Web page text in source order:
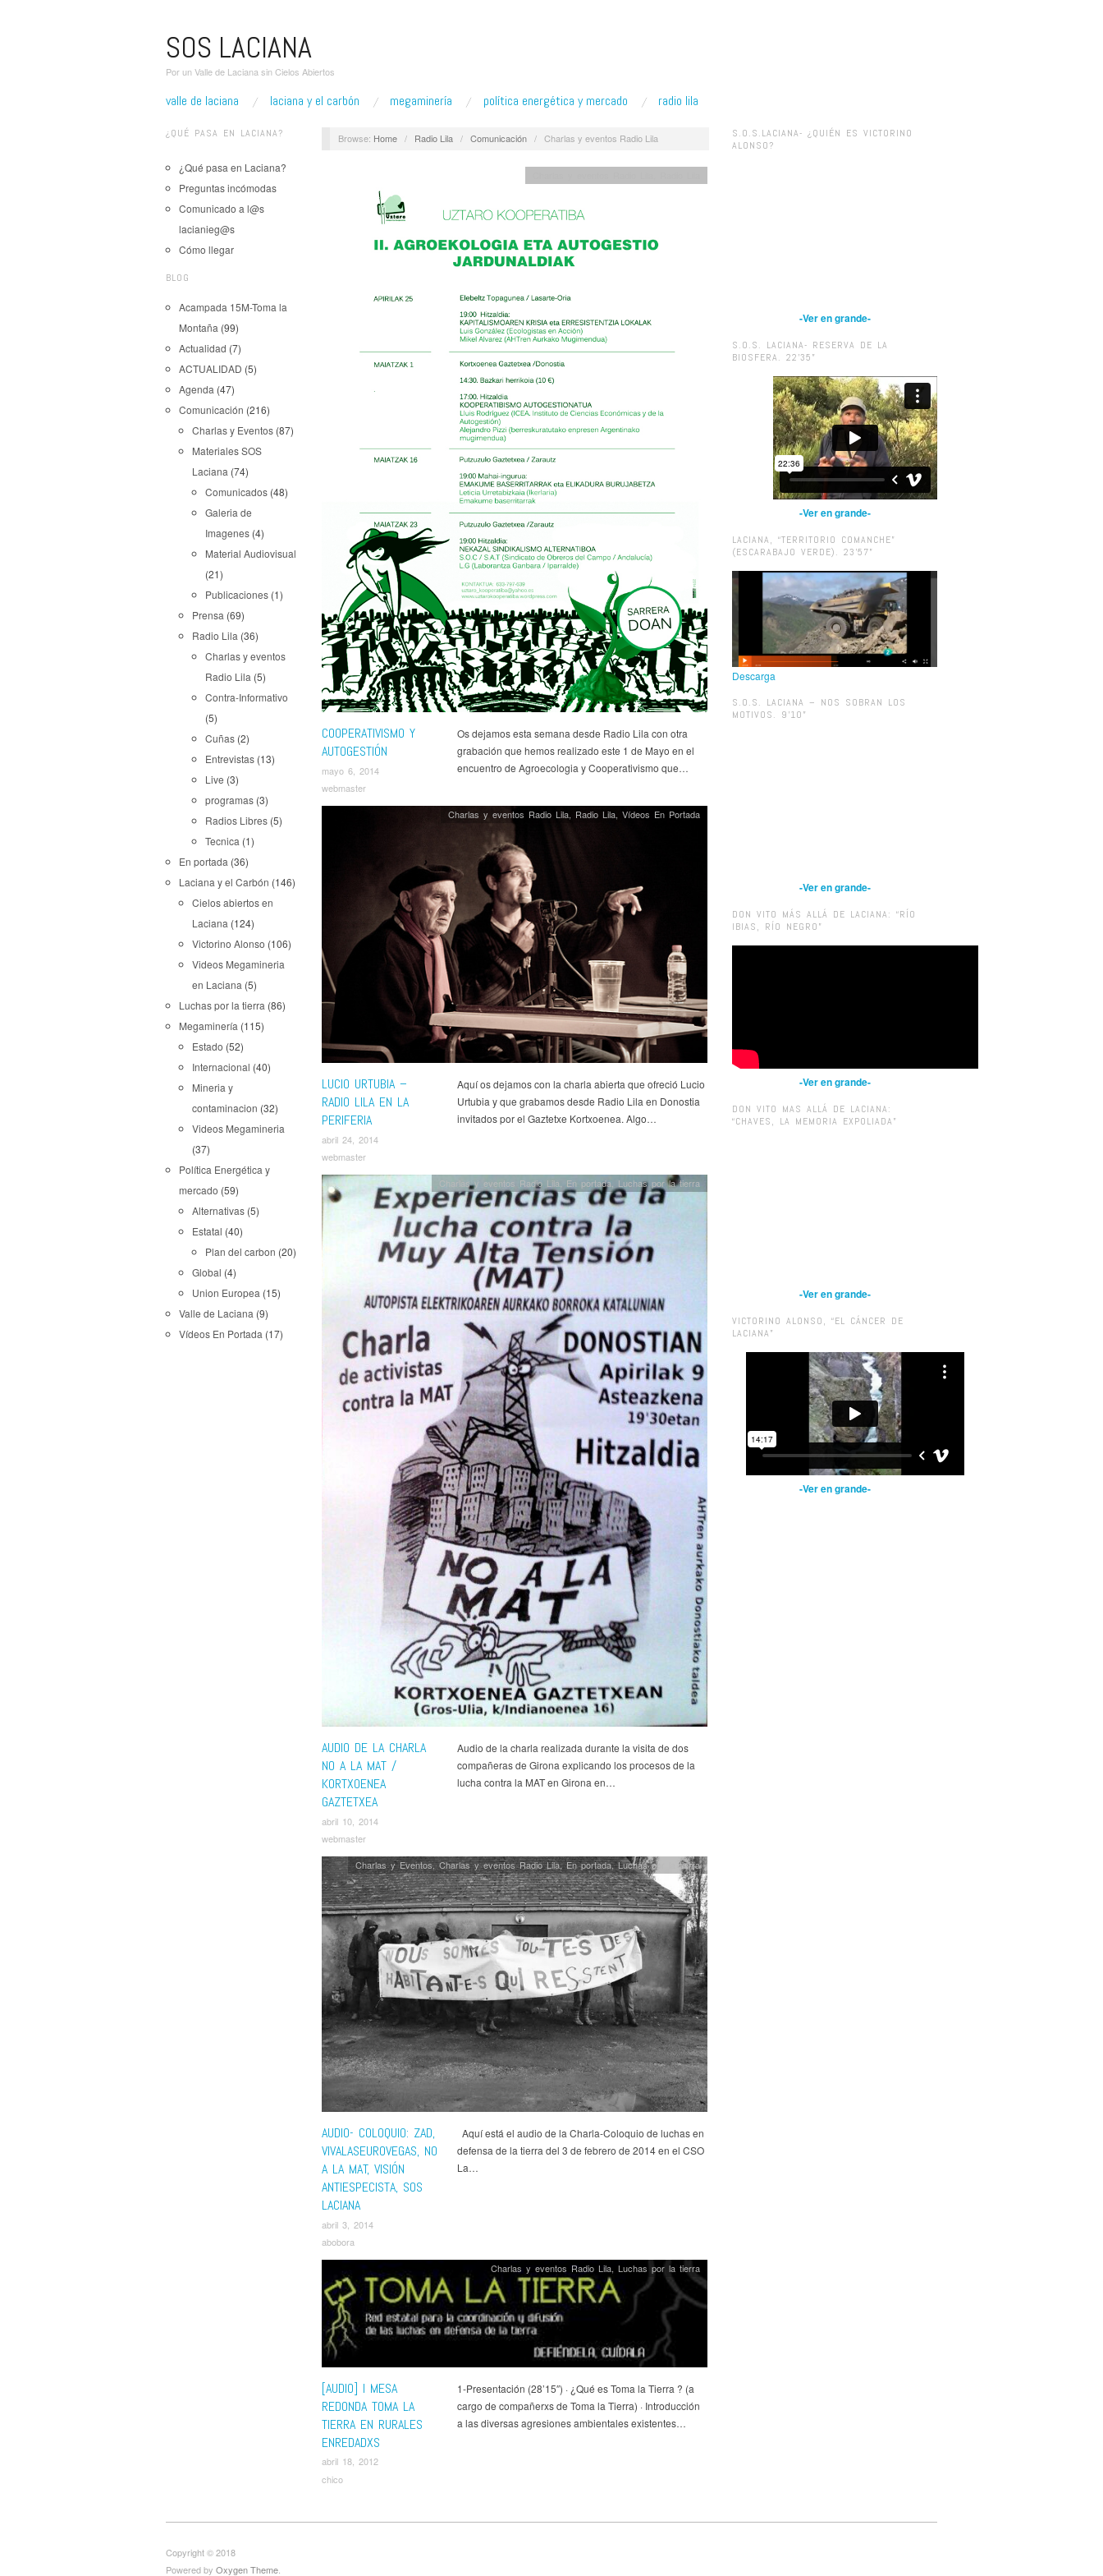
SOS LACIANA
Por un Valle de Laciana sin Cielos Abiertos
valle de laciana laciana y el carbón megaminería política energética y mercado radio lila
¿QUÉ PASA EN LACIANA?
¿Qué pasa en Laciana?
Preguntas incómodas
Comunicado a l@s
lacianieg@s
Cómo llegar
BLOG
Acampada 15M-Toma la
Montaña (99)
Actualidad (7)
ACTUALIDAD (5)
Agenda (47)
Comunicación (216)
Charlas y Eventos (87)
Materiales SOS
Laciana (74)
Comunicados (48)
Galeria de
Imagenes (4)
Material Audiovisual
(21)
Publicaciones (1)
Prensa (69)
Radio Lila (36)
Charlas y eventos
Radio Lila (5)
Contra-Informativo
(5)
Cuñas (2)
Entrevistas (13)
Live (3)
programas (3)
Radios Libres (5)
Tecnica (1)
En portada (36)
Laciana y el Carbón (146)
Cielos abiertos en
Laciana (124)
Victorino Alonso (106)
Videos Megamineria
en Laciana (5)
Luchas por la tierra (86)
Megaminería (115)
Estado (52)
Internacional (40)
Mineria y
contaminacion (32)
Videos Megamineria
(37)
Política Energética y
mercado (59)
Alternativas (5)
Estatal (40)
Plan del carbon (20)
Global (4)
Union Europea (15)
Valle de Laciana (9)
Vídeos En Portada (17)
Browse: Home / Radio Lila / Comunicación / Charlas y eventos Radio Lila
COOPERATIVISMO Y
AUTOGESTIÓN
mayo 6, 2014
webmaster
Os dejamos esta semana desde Radio Lila con otra
grabación que hemos realizado este 1 de Mayo en el
encuentro de Agroecologia y Cooperativismo que…
LUCIO URTUBIA –
RADIO LILA EN LA
PERIFERIA
abril 24, 2014
webmaster
Charlas y eventos Radio Lila, Radio Lila,Vídeos En Portada
Aquí os dejamos con la charla abierta que ofreció Lucio
Urtubia y que grabamos desde Radio Lila en Donostia
invitados por el Gaztetxe Kortxoenea. Algo…
AUDIO DE LA CHARLA
NO A LA MAT /
KORTXOENEA
GAZTETXEA
abril 10, 2014
webmaster
Charlas y eventos Radio Lila En portada Luchas por la tierra
Audio de la charla realizada durante la visita de dos
compañeras de Girona explicando los procesos de la
lucha contra la MAT en Girona en…
AUDIO- COLOQUIO: ZAD,
VIVALASEUROVEGAS, NO
A LA MAT, VISIÓN
ANTIESPECISTA, SOS
LACIANA
abril 3, 2014
abobora
Charlas y Eventos,Charlas y eventos Radio Lila,En portada,Luchas por la tierra
Aquí está el audio de la Charla-Coloquio de luchas en
defensa de la tierra del 3 de febrero de 2014 en el CSO
La…
[AUDIO] I MESA
REDONDA TOMA LA
TIERRA EN RURALES
ENREDADXS
abril 18, 2012
chico
Charlas y eventos Radio Lila, Luchas por la tierra
1-Presentación (28’15″) · ¿Qué es Toma la Tierra ? (a
cargo de compañerxs de Toma la Tierra) · Introducción
a las diversas agresiones ambientales existentes…
S.O.S.LACIANA- ¿QUIÉN ES VICTORINO
ALONSO?
-Ver en grande-
S.O.S. LACIANA- RESERVA DE LA
BIOSFERA. 22’35”
-Ver en grande-
LACIANA, “TERRITORIO COMANCHE”
(ESCARABAJO VERDE). 23’57”
Descarga
S.O.S. LACIANA – NOS SOBRAN LOS
MOTIVOS. 9’10”
-Ver en grande-
DON VITO MÁS ALLÁ DE LACIANA: “RÍO
IBIAS, RÍO NEGRO”
-Ver en grande-
DON VITO MAS ALLÁ DE LACIANA:
“CHAVES, LA MEMORIA EXPOLIADA”
-Ver en grande-
VICTORINO ALONSO, “EL CÁNCER DE
LACIANA”
-Ver en grande-
Copyright © 2018
Powered by Oxygen Theme